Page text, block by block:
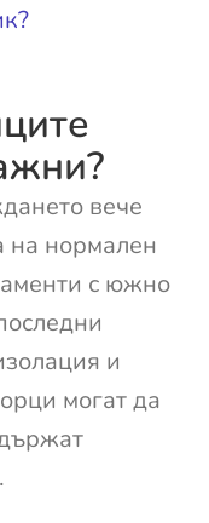
вече
на нормален
с южно
и
могат да